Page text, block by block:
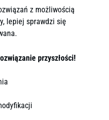
z możliwością
lepiej sprawdzi się
przyszłości!